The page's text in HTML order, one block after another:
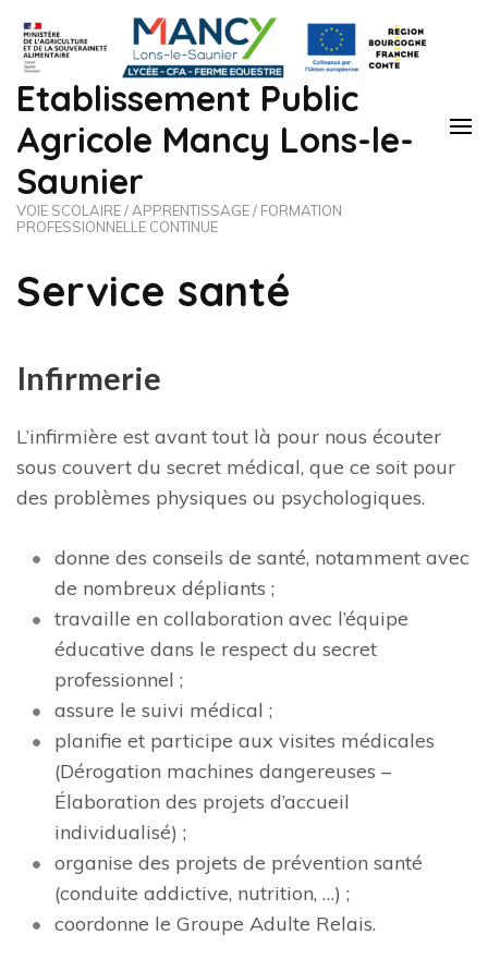
Etablissement Public
Agricole Mancy Lons-le-
Saunier
VOIE SCOLAIRE / APPRENTISSAGE / FORMATION
PROFESSIONNELLE CONTINUE
Service santé
Infirmerie
L’infirmière est avant tout là pour nous écouter
sous couvert du secret médical, que ce soit pour
des problèmes physiques ou psychologiques.
donne des conseils de santé, notamment avec
de nombreux dépliants ;
travaille en collaboration avec l’équipe
éducative dans le respect du secret
professionnel ;
assure le suivi médical ;
planifie et participe aux visites médicales
(Dérogation machines dangereuses –
Élaboration des projets d’accueil
individualisé) ;
organise des projets de prévention santé
(conduite addictive, nutrition, …) ;
coordonne le Groupe Adulte Relais.